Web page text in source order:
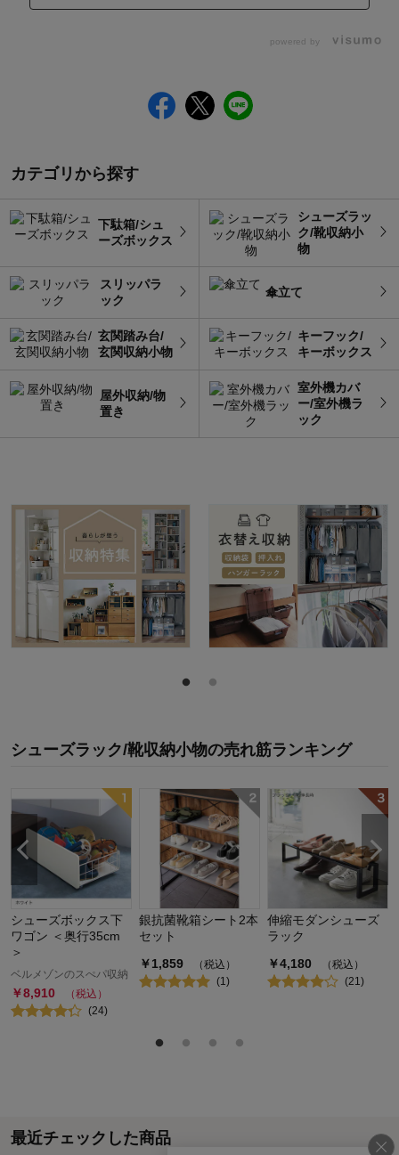
powered by
カテゴリから探す
下駄箱/シュ
ーズボックス
シューズラッ
ク/靴収納小
物
スリッパラ
ック
傘立て
玄関踏み台/
玄関収納小物
キーフック/
キーボックス
屋外収納/物
置き
室外機カバ
ー/室外機ラ
ック
シューズラック/靴収納小物の売れ筋ランキング
シューズボックス下
ワゴン ＜奥行35cm
＞
ベルメゾンのスぺパ収納
￥8,910
（税込）
(24)
銀抗菌靴箱シート2本
セット
￥1,859
（税込）
(1 )
伸縮モダンシューズ
ラック
￥4,180
（税込）
(21 )
最近チェックした商品